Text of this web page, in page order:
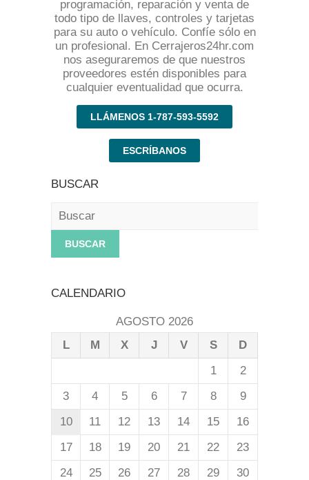
programación, reparación y venta de
todo tipo de llaves, controles y tarjetas
para su auto o vehículo. Confíe sólo en
un profesional. En Cerrajeros24hr.com
nos aseguraremos de que nuestros
proveedores estén disponibles para
cualquier eventualidad que ocurra.
LLÁMENOS 1-787-593-5592
ESCRÍBANOS
BUSCAR
Buscar
CALENDARIO
AGOSTO 2026
L
M X J V S
D
1
2
3
4 5 6 7 8
9
10
11 12 13 14 15
16
17
18 19 20 21 22
23
24
25 26 27 28 29
30